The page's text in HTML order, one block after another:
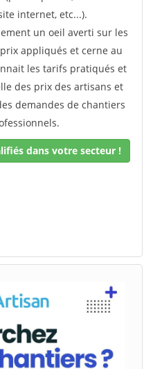
internet, etc...).
un oeil averti sur les
appliqués et cerne au
les tarifs pratiqués et
des prix des artisans et
demandes de chantiers
dans votre secteur !